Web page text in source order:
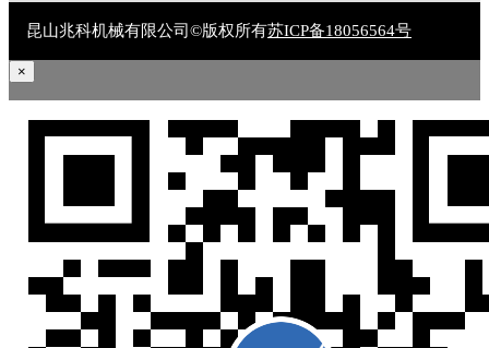
昆山兆科机械有限公司©版权所有苏ICP备18056564号
×